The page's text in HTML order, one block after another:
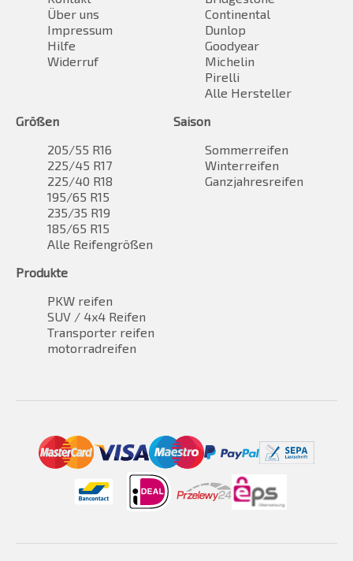
Über uns
Impressum
Hilfe
Widerruf
Continental
Dunlop
Goodyear
Michelin
Pirelli
Alle Hersteller
Größen
205/55 R16
225/45 R17
225/40 R18
195/65 R15
235/35 R19
185/65 R15
Alle Reifengrößen
Saison
Sommerreifen
Winterreifen
Ganzjahresreifen
Produkte
PKW reifen
SUV / 4x4 Reifen
Transporter reifen
motorradreifen